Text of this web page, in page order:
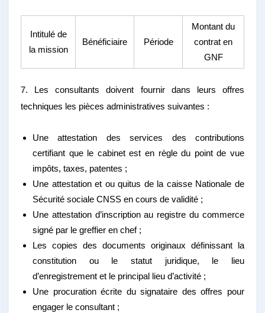
Intitulé de
la mission
Bénéficiaire Période
Montant du
contrat en
GNF
7. Les consultants doivent fournir dans leurs offres
techniques les pièces administratives suivantes :
Une attestation des services des contributions
certifiant que le cabinet est en règle du point de vue
impôts, taxes, patentes ;
Une attestation et ou quitus de la caisse Nationale de
Sécurité sociale CNSS en cours de validité ;
Une attestation d’inscription au registre du commerce
signé par le greffier en chef ;
Les copies des documents originaux définissant la
constitution ou le statut juridique, le lieu
d’enregistrement et le principal lieu d’activité ;
Une procuration écrite du signataire des offres pour
engager le consultant ;